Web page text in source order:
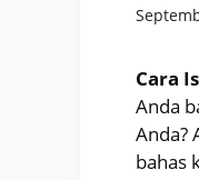
Cara
Anda
Anda?
bahas